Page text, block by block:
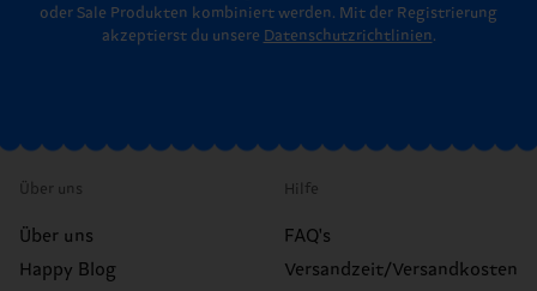
oder Sale Produkten kombiniert werden. Mit der Registrierung
akzeptierst du unsere Datenschutzrichtlinien.
Über uns
Über uns
Happy Blog
Hilfe
FAQ's
Versandzeit/Versandkosten